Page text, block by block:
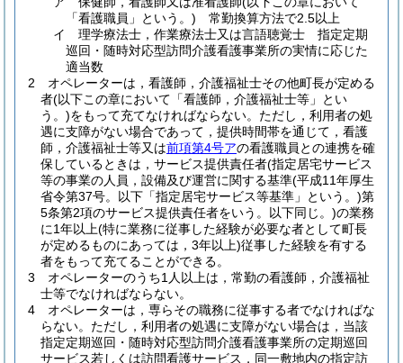
「看護職員」という。) 常勤換算方法で2.5以上
イ
理学療法士，作業療法士又は言語聴覚士 指定定期
巡回・随時対応型訪問介護看護事業所の実情に応じた
適当数
2
オペレーターは，看護師，介護福祉士その他町長が定める
者(以下この章において「看護師，介護福祉士等」とい
う。)をもって充てなければならない。 ただし，利用者の処
遇に支障がない場合であって，提供時間帯を通じて，看護
師，介護福祉士等又は前項第4号アの看護職員との連携を確
保しているときは，サービス提供責任者(指定居宅サービス
等の事業の人員，設備及び運営に関する基準(平成11年厚生
省令第37号。以下「指定居宅サービス等基準」という。)第
5条第2項のサービス提供責任者をいう。以下同じ。)の業務
に1年以上(特に業務に従事した経験が必要な者として町長
が定めるものにあっては，3年以上)従事した経験を有する
者をもって充てることができる。
3
オペレーターのうち1人以上は，常勤の看護師，介護福祉
士等でなければならない。
4
オペレーターは，専らその職務に従事する者でなければな
らない。 ただし，利用者の処遇に支障がない場合は，当該
指定定期巡回・随時対応型訪問介護看護事業所の定期巡回
サービス若しくは訪問看護サービス，同一敷地内の指定訪